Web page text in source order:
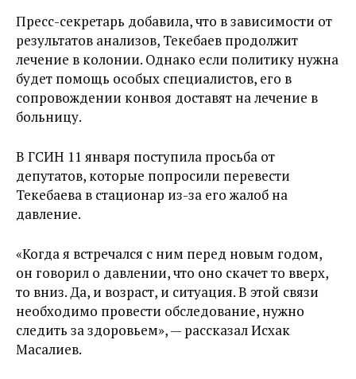
Пресс-секретарь добавила, что в зависимости от
результатов анализов, Текебаев продолжит
лечение в колонии. Однако если политику нужна
будет помощь особых специалистов, его в
сопровождении конвоя доставят на лечение в
больницу.
В ГСИН 11 января поступила просьба от
депутатов, которые попросили перевести
Текебаева в стационар из-за его жалоб на
давление.
«Когда я встречался с ним перед новым годом,
он говорил о давлении, что оно скачет то вверх,
то вниз. Да, и возраст, и ситуация. В этой связи
необходимо провести обследование, нужно
следить за здоровьем», — рассказал Исхак
Масалиев.